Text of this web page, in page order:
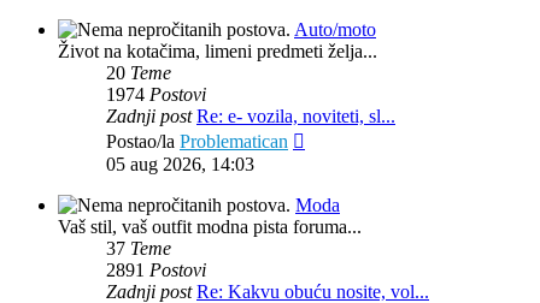
Auto/moto
Život na kotačima, limeni predmeti želja...
20 Teme
1974 Postovi
Zadnji post Re: e- vozila, noviteti, sl...
Postao/la Problematican
05 aug 2026, 14:03
Moda
Vaš stil, vaš outfit modna pista foruma...
37 Teme
2891 Postovi
Zadnji post Re: Kakvu obuću nosite, vol...